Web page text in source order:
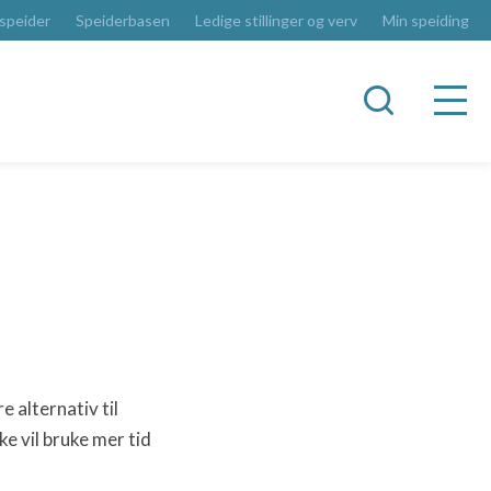
Speiderbasen Ledige stillinger og verv Min speiding
alternativ til
vil bruke mer tid